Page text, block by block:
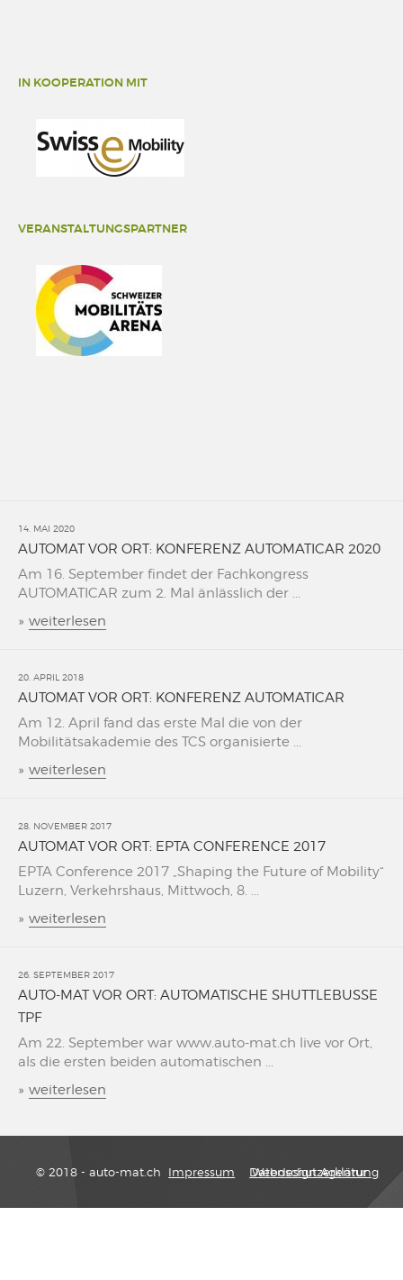
IN KOOPERATION MIT
VERANSTALTUNGSPARTNER
14. MAI 2020
AUTOMAT VOR ORT: KONFERENZ AUTOMATICAR 2020
Am 16. September findet der Fachkongress
AUTOMATICAR zum 2. Mal änlässlich der ...
» weiterlesen
20. APRIL 2018
AUTOMAT VOR ORT: KONFERENZ AUTOMATICAR
Am 12. April fand das erste Mal die von der
Mobilitätsakademie des TCS organisierte ...
» weiterlesen
28. NOVEMBER 2017
AUTOMAT VOR ORT: EPTA CONFERENCE 2017
EPTA Conference 2017 „Shaping the Future of Mobility“
Luzern, Verkehrshaus, Mittwoch, 8. ...
» weiterlesen
26. SEPTEMBER 2017
AUTO-MAT VOR ORT: AUTOMATISCHE SHUTTLEBUSSE
TPF
Am 22. September war www.auto-mat.ch live vor Ort,
als die ersten beiden automatischen ...
» weiterlesen
© 2018 - auto-mat.ch Impressum Datenschutzerklärung
Webdesign Agentur